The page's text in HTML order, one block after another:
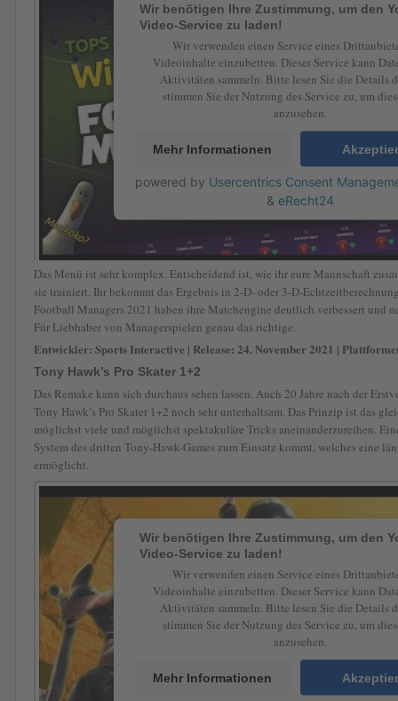
Wir benötigen Ihre Zustimmung, um den
Video-Service zu laden!
Wir verwenden einen Service eines
Videoinhalte einzubetten. Dieser Service kann
Aktivitäten sammeln. Bitte lesen Sie die Details
stimmen Sie der Nutzung des Service zu, um
anzusehen.
Mehr Informationen
powered by Usercentrics Consent
& eRecht24
Das Menü ist sehr komplex. Entscheidend ist, wie ihr eure Mannschaft
sie trainiert. Ihr bekommt das Ergebnis in 2-D- oder 3-D-
Football Managers 2021 haben ihre Matchengine deutlich verbessert und
Für Liebhaber von Managerspielen genau das richtige.
Entwickler: Sports Interactive | Release: 24. November 2021 |
Tony Hawk’s Pro Skater 1+2
Das Remake kann sich durchaus sehen lassen. Auch 20 Jahre nach der
Tony Hawk’s Pro Skater 1+2 noch sehr unterhaltsam. Das Prinzip ist das
möglichst viele und möglichst spektakuläre Tricks aneinanderzureihen.
System des dritten Tony-Hawk-Games zum Einsatz kommt, welches eine
ermöglicht.
Wir benötigen Ihre Zustimmung, um den
Video-Service zu laden!
Wir verwenden einen Service eines
Videoinhalte einzubetten. Dieser Service kann
Aktivitäten sammeln. Bitte lesen Sie die Details
stimmen Sie der Nutzung des Service zu, um
anzusehen.
Mehr Informationen